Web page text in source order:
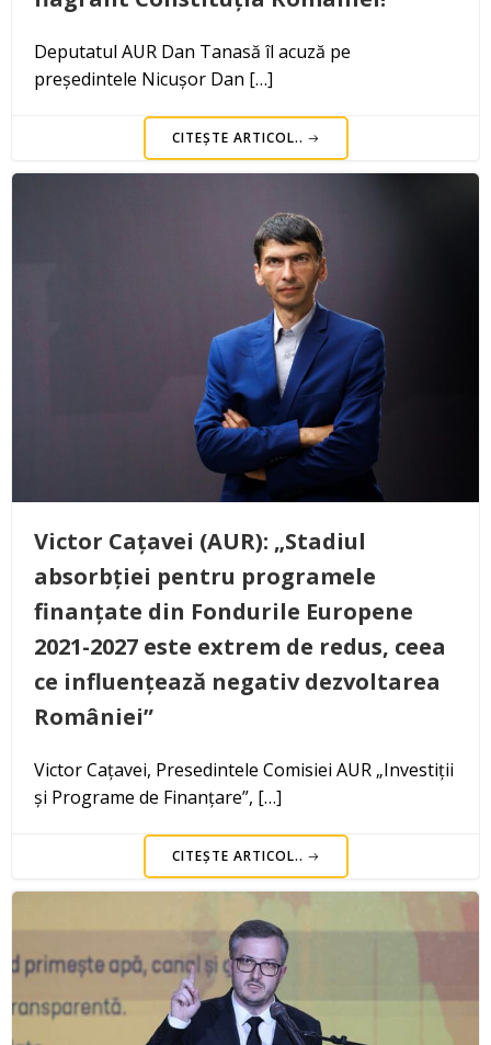
Deputatul AUR Dan Tanasă îl acuză pe
președintele Nicușor Dan […]
CITEȘTE ARTICOL..
Victor Cațavei (AUR): „Stadiul
absorbției pentru programele
finanțate din Fondurile Europene
2021-2027 este extrem de redus, ceea
ce influențează negativ dezvoltarea
României”
Victor Cațavei, Presedintele Comisiei AUR „Investiții
și Programe de Finanțare”, […]
CITEȘTE ARTICOL..